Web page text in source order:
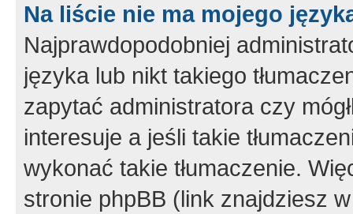
Na liście nie ma mojego
Najprawdopodobniej
języka lub nikt takiego
zapytać administratora czy
interesuje a jeśli takie
wykonać takie tłumaczenie.
stronie phpBB (link znajdziesz